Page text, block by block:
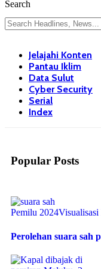
Search
Jelajahi Konten
Pantau Iklim
Data Sulut
Cyber Security
Serial
Index
Popular Posts
Pemilu 2024Visualisasi
Perolehan suara sah